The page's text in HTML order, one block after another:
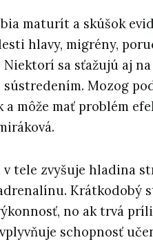
maturít a skúšok
hlavy, migrény,
sa sťažujú aj
sústredením. Mozog
môže mať problém
v tele zvyšuje hladina
Krátkodobý
no ak trvá
schopnosť